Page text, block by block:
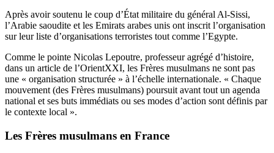
Après avoir soutenu le coup d’État militaire du général Al-Sissi,
l’Arabie saoudite et les Emirats arabes unis ont inscrit l’organisation
sur leur liste d’organisations terroristes tout comme l’Egypte.
Comme le pointe Nicolas Lepoutre, professeur agrégé d’histoire,
dans un article de l’OrientXXI, les Frères musulmans ne sont pas
une « organisation structurée » à l’échelle internationale. « Chaque
mouvement (des Frères musulmans) poursuit avant tout un agenda
national et ses buts immédiats ou ses modes d’action sont définis par
le contexte local ».
Les Frères musulmans en France